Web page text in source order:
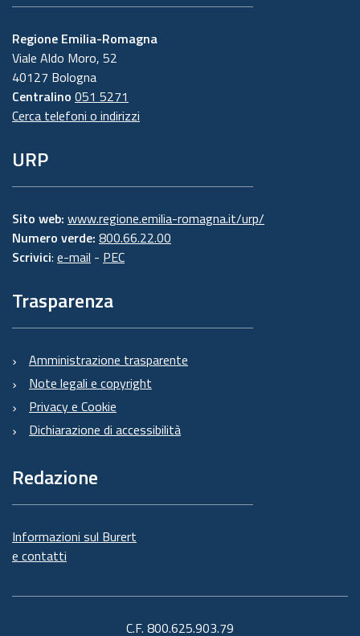
Regione Emilia-Romagna
Viale Aldo Moro, 52
40127 Bologna
Centralino 051 5271
Cerca telefoni o indirizzi
URP
Sito web: www.regione.emilia-romagna.it/urp/
Numero verde: 800.66.22.00
Scrivici: e-mail - PEC
Trasparenza
Amministrazione trasparente
Note legali e copyright
Privacy e Cookie
Dichiarazione di accessibilità
Redazione
Informazioni sul Burert
e contatti
C.F. 800.625.903.79